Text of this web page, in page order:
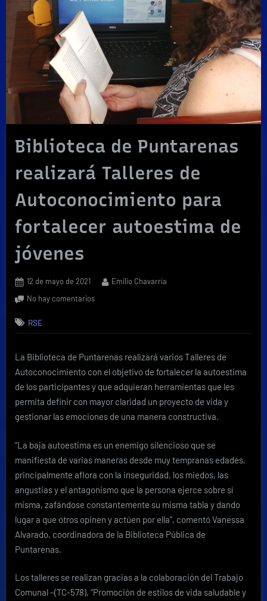
Biblioteca de Puntarenas
realizará Talleres de
Autoconocimiento para
fortalecer autoestima de
jóvenes
Posted
on
12 de mayo de 2021 By
Emilio Chavarría
No hay comentariosen
Puntarenas
Talleres
de
Autoconocimiento
autoestima
jóvenes
RSE
La Biblioteca de Puntarenas realizará varios Talleres de
Autoconocimiento con el objetivo de fortalecer la autoestima
de los participantes y que adquieran herramientas que les
permita definir con mayor claridad un proyecto de vida y
gestionar las emociones de una manera constructiva.
“La baja autoestima es un enemigo silencioso que se
manifiesta de varias maneras desde muy tempranas edades,
principalmente aflora con la inseguridad, los miedos, las
angustias y el antagonismo que la persona ejerce sobre sí
misma, zafándose constantemente su misma tabla y dando
lugar a que otros opinen y actúen por ella”, comentó Vanessa
Alvarado, coordinadora de la Biblioteca Pública de
Puntarenas.
Los talleres se realizan gracias a la colaboración del Trabajo
Comunal –(TC-578), “Promoción de estilos de vida saludable y